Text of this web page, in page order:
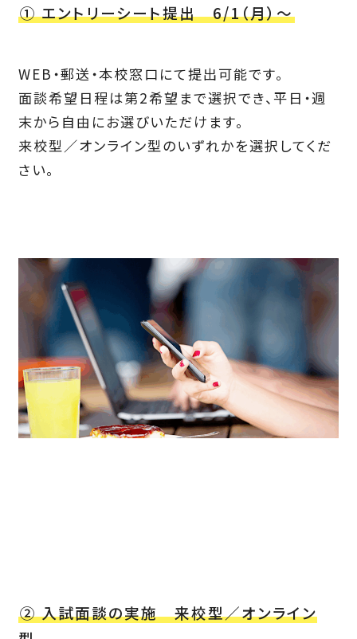
① エントリーシート提出 6/1（月）～
WEB・郵送・本校窓口にて提出可能です。
面談希望日程は第2希望まで選択でき、平日・週
末から自由にお選びいただけます。
来校型／オンライン型のいずれかを選択してくだ
さい。
② 入試面談の実施 来校型／オンライン